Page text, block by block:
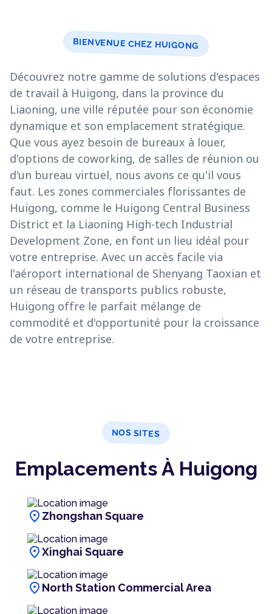
BIENVENUE CHEZ HUIGONG
Découvrez notre gamme de solutions d'espaces
de travail à Huigong, dans la province du
Liaoning, une ville réputée pour son économie
dynamique et son emplacement stratégique.
Que vous ayez besoin de bureaux à louer,
d'options de coworking, de salles de réunion ou
d'un bureau virtuel, nous avons ce qu'il vous
faut. Les zones commerciales florissantes de
Huigong, comme le Huigong Central Business
District et la Liaoning High-tech Industrial
Development Zone, en font un lieu idéal pour
votre entreprise. Avec un accès facile via
l'aéroport international de Shenyang Taoxian et
un réseau de transports publics robuste,
Huigong offre le parfait mélange de
commodité et d'opportunité pour la croissance
de votre entreprise.
NOS SITES
Emplacements À Huigong
location_on Zhongshan Square
location_onXinghai Square
location_on North Station Commercial Area